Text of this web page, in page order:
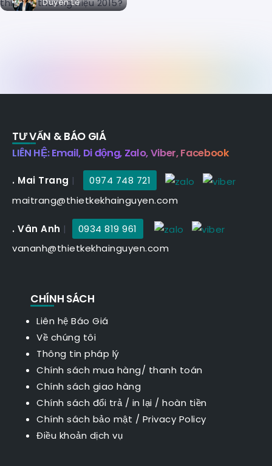
Duyên Lê
TƯ VẤN & BÁO GIÁ
LIÊN HỆ: Email, Di động, Zalo, Viber, Facebook
. Mai Trang |
0974 748 721
maitrang@thietkekhainguyen.com
. Vân Anh |
0934 819 961
vananh@thietkekhainguyen.com
CHÍNH SÁCH
Liên hệ Báo Giá
Về chúng tôi
Thông tin pháp lý
Chính sách mua hàng/ thanh toán
Chính sách giao hàng
Chính sách đổi trả / in lại / hoàn tiền
Chính sách bảo mật / Privacy Policy
Điều khoản dịch vụ